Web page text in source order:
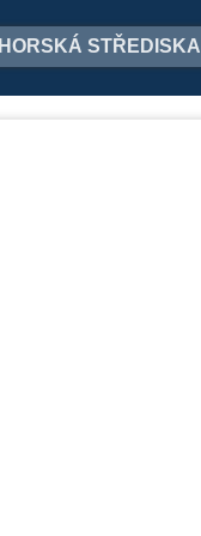
HORSKÁ STŘEDISKA